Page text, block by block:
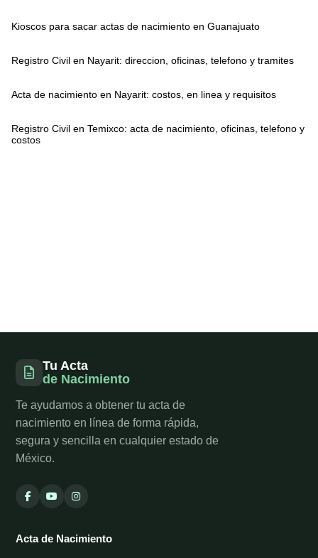
Kioscos para sacar actas de nacimiento en Guanajuato
Registro Civil en Nayarit: direccion, oficinas, telefono y tramites
Acta de nacimiento en Nayarit: costos, en linea y requisitos
Registro Civil en Temixco: acta de nacimiento, oficinas, telefono y
costos
Tu Acta
de Nacimiento
Te ayudamos a obtener tu acta de
nacimiento en línea de forma rápida,
segura y sencilla en cualquier estado de
México.
Acta de Nacimiento